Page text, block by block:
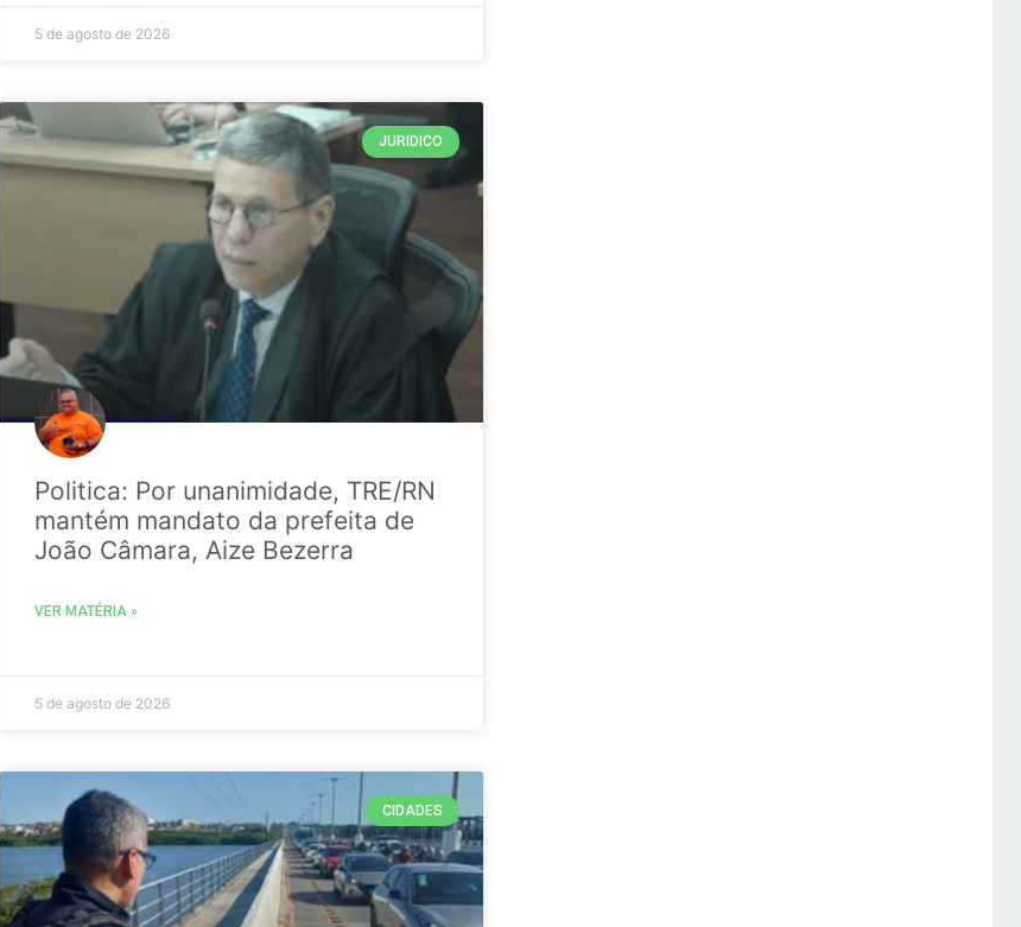
5 de agosto de 2026
JURIDICO
Politica: Por unanimidade, TRE/RN
mantém mandato da prefeita de
João Câmara, Aize Bezerra
VER MATÉRIA »
5 de agosto de 2026
CIDADES